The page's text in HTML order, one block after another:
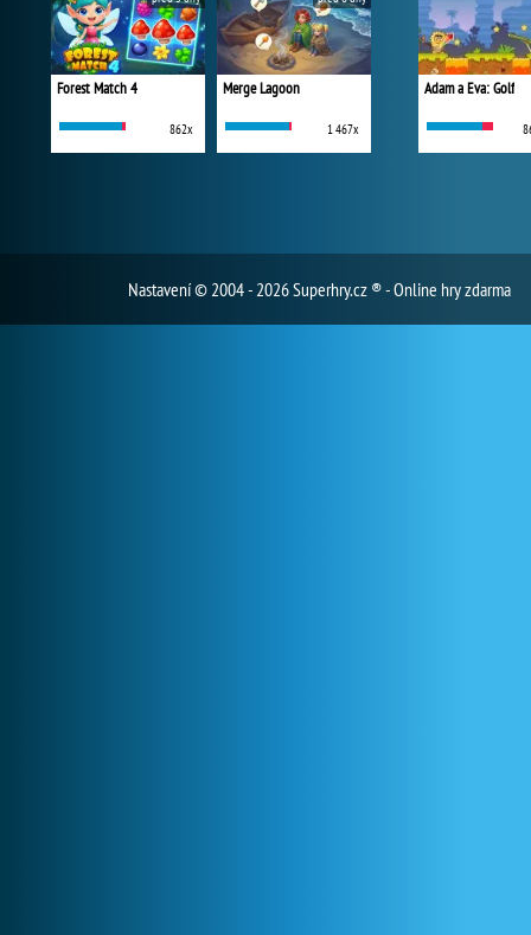
Forest Match 4
862x
Merge Lagoon
1 467x
Adam a Eva: Golf
Nastavení© 2004 - 2026 Superhry.cz ® - Online hry zdarma